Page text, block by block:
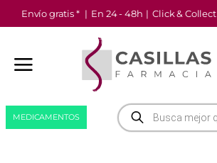
Saltar
al
Envío gratis * | En 24 - 48h | Click & Collect
Búsqueda
de
productos
MEDICAMENTOS